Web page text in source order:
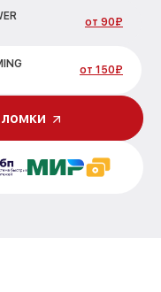
от 90₽
от 150₽